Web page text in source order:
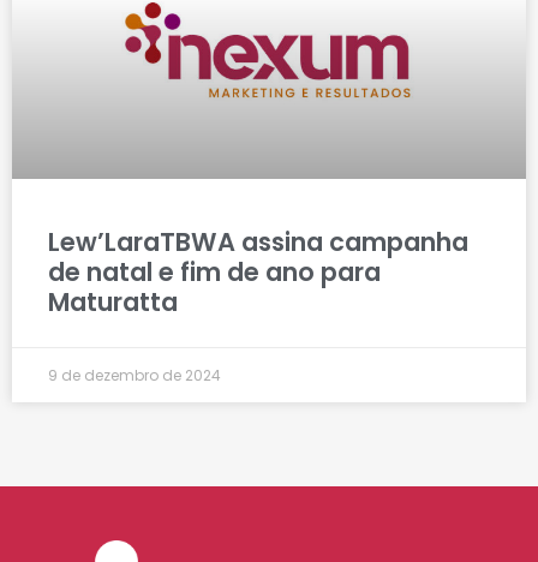
Lew’LaraTBWA assina campanha
de natal e fim de ano para
Maturatta
9 de dezembro de 2024